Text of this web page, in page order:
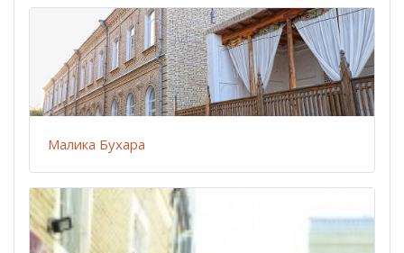
Малика Бухара